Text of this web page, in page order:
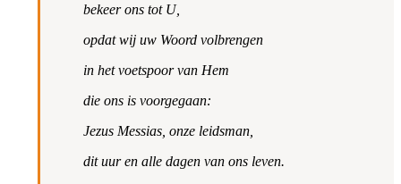
bekeer ons tot U,
opdat wij uw Woord volbrengen
in het voetspoor van Hem
die ons is voorgegaan:
Jezus Messias, onze leidsman,
dit uur en alle dagen van ons leven.